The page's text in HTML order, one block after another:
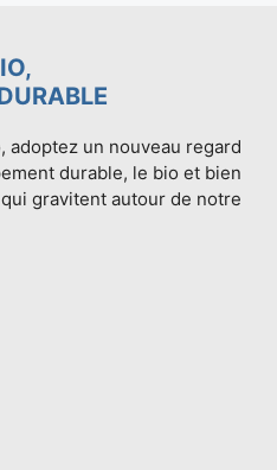
adoptez un nouveau regard
durable, le bio et bien
gravitent autour de notre